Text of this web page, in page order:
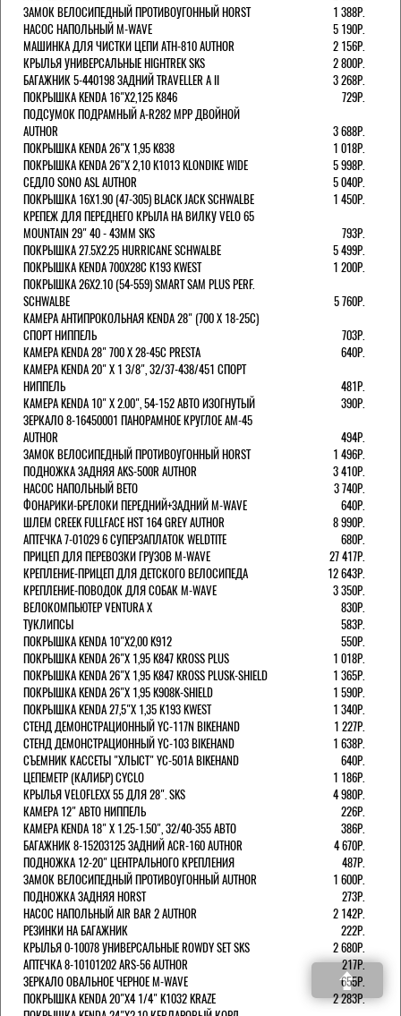
ЗАМОК ВЕЛОСИПЕДНЫЙ ПРОТИВОУГОННЫЙ HORST
1 388Р.
НАСОС НАПОЛЬНЫЙ M-WAVE
5 190Р.
МАШИНКА ДЛЯ ЧИСТКИ ЦЕПИ ATH-810 AUTHOR
2 156Р.
КРЫЛЬЯ УНИВЕРСАЛЬНЫЕ HIGHTREK SKS
2 800Р.
БАГАЖНИК 5-440198 ЗАДНИЙ TRAVELLER A II
3 268Р.
ПОКРЫШКА KENDA 16"Х2,125 K846
729Р.
ПОДСУМОК ПОДРАМНЫЙ A-R282 MPP ДВОЙНОЙ
AUTHOR
3 688Р.
ПОКРЫШКА KENDA 26"Х 1,95 K838
1 018Р.
ПОКРЫШКА KENDA 26"Х 2,10 K1013 KLONDIKE WIDE
5 998Р.
СЕДЛО SONO ASL AUTHOR
5 040Р.
ПОКРЫШКА 16X1.90 (47-305) BLACK JACK SCHWALBE
1 450Р.
КРЕПЕЖ ДЛЯ ПЕРЕДНЕГО КРЫЛА НА ВИЛКУ VELO 65
MOUNTAIN 29" 40 - 43ММ SKS
793Р.
ПОКРЫШКА 27.5X2.25 HURRICANE SCHWALBE
5 499Р.
ПОКРЫШКА KENDA 700Х28С K193 KWEST
1 200Р.
ПОКРЫШКА 26X2.10 (54-559) SMART SAM PLUS PERF.
SCHWALBE
5 760Р.
КАМЕРА АНТИПРОКОЛЬНАЯ KENDA 28" (700 Х 18-25C)
СПОРТ НИППЕЛЬ
703Р.
КАМЕРА KENDA 28" 700 Х 28-45С PRESTA
640Р.
КАМЕРА KENDA 20" Х 1 3/8", 32/37-438/451 СПОРТ
НИППЕЛЬ
481Р.
КАМЕРА KENDA 10" Х 2.00", 54-152 АВТО ИЗОГНУТЫЙ
390Р.
ЗЕРКАЛО 8-16450001 ПАНОРАМНОЕ КРУГЛОЕ AM-45
AUTHOR
494Р.
ЗАМОК ВЕЛОСИПЕДНЫЙ ПРОТИВОУГОННЫЙ HORST
1 496Р.
ПОДНОЖКА ЗАДНЯЯ AKS-500R AUTHOR
3 410Р.
НАСОС НАПОЛЬНЫЙ BETO
3 740Р.
ФОНАРИКИ-БРЕЛОКИ ПЕРЕДНИЙ+ЗАДНИЙ M-WAVE
640Р.
ШЛЕМ CREEK FULLFACE HST 164 GREY AUTHOR
8 990Р.
АПТЕЧКА 7-01029 6 СУПЕРЗАПЛАТОК WELDTITE
680Р.
ПРИЦЕП ДЛЯ ПЕРЕВОЗКИ ГРУЗОВ M-WAVE
27 417Р.
КРЕПЛЕНИЕ-ПРИЦЕП ДЛЯ ДЕТСКОГО ВЕЛОСИПЕДА
12 643Р.
КРЕПЛЕНИЕ-ПОВОДОК ДЛЯ СОБАК M-WAVE
3 350Р.
ВЕЛОКОМПЬЮТЕР VENTURA Х
830Р.
ТУКЛИПСЫ
583Р.
ПОКРЫШКА KENDA 10"Х2,00 K912
550Р.
ПОКРЫШКА KENDA 26"Х 1,95 K847 KROSS PLUS
1 018Р.
ПОКРЫШКА KENDA 26"Х 1,95 K847 KROSS PLUSK-SHIELD
1 365Р.
ПОКРЫШКА KENDA 26"Х 1,95 K908K-SHIELD
1 590Р.
ПОКРЫШКА KENDA 27,5"Х 1,35 K193 KWEST
1 340Р.
СТЕНД ДЕМОНСТРАЦИОННЫЙ YC-117N BIKEHAND
1 227Р.
СТЕНД ДЕМОНСТРАЦИОННЫЙ YC-103 BIKEHAND
1 638Р.
СЪЕМНИК КАССЕТЫ "ХЛЫСТ" YC-501A BIKEHAND
640Р.
ЦЕПЕМЕТР (КАЛИБР) CYCLO
1 186Р.
КРЫЛЬЯ VELOFLEXX 55 ДЛЯ 28". SKS
4 980Р.
КАМЕРА 12" АВТО НИППЕЛЬ
226Р.
КАМЕРА KENDA 18" Х 1.25-1.50", 32/40-355 АВТО
386Р.
БАГАЖНИК 8-15203125 ЗАДНИЙ ACR-160 AUTHOR
4 670Р.
ПОДНОЖКА 12-20" ЦЕНТРАЛЬНОГО КРЕПЛЕНИЯ
487Р.
ЗАМОК ВЕЛОСИПЕДНЫЙ ПРОТИВОУГОННЫЙ AUTHOR
1 600Р.
ПОДНОЖКА ЗАДНЯЯ HORST
273Р.
НАСОС НАПОЛЬНЫЙ AIR BAR 2 AUTHOR
2 142Р.
РЕЗИНКИ НА БАГАЖНИК
222Р.
КРЫЛЬЯ 0-10078 УНИВЕРСАЛЬНЫЕ ROWDY SET SKS
2 680Р.
АПТЕЧКА 8-10101202 ARS-56 AUTHOR
217Р.
ЗЕРКАЛО ОВАЛЬНОЕ ЧЕРНОЕ M-WAVE
655Р.
ПОКРЫШКА KENDA 20"Х4 1/4" K1032 KRAZE
2 283Р.